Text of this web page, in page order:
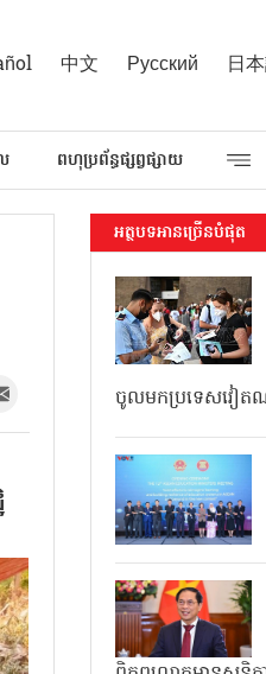
中文 Русский 日
ពហុប្រព័ន្ធផ្សព្វផ្សាយ
អត្ថបទអានច្រើនបំផុត
ចូលមកប្រទេសវៀត